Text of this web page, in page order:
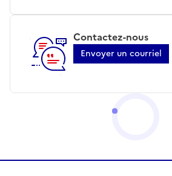
Contactez-nous
Envoyer un courriel